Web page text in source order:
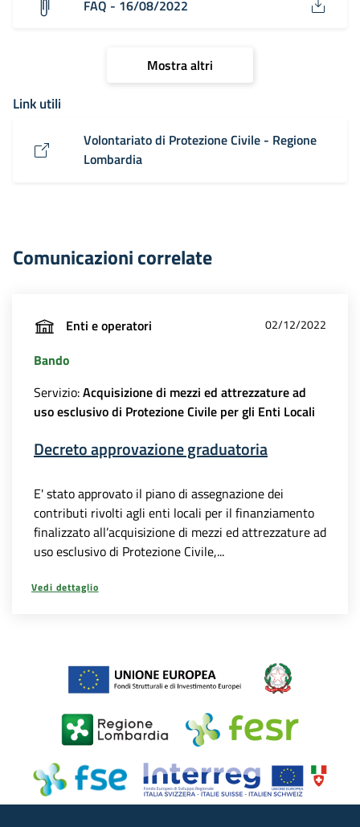
FAQ - 16/08/2022
Mostra altri
Link utili
Volontariato di Protezione Civile - Regione
Lombardia
Comunicazioni correlate
Enti e operatori 02/12/2022
Bando
Servizio:Acquisizione di mezzi ed attrezzature ad
uso esclusivo di Protezione Civile per gli Enti Locali
Decreto approvazione graduatoria
E' stato approvato il piano di assegnazione dei
contributi rivolti agli enti locali per il finanziamento
finalizzato all’acquisizione di mezzi ed attrezzature ad
uso esclusivo di Protezione Civile,...
Vedi dettaglio